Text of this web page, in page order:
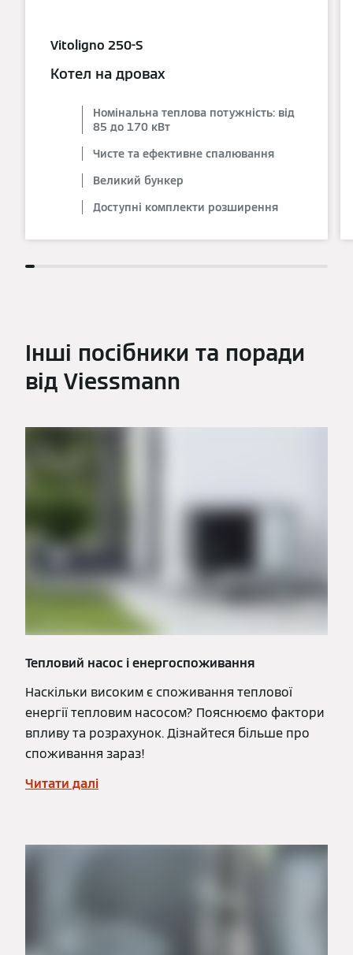
Vitoligno 250-S
Котел на дровах
Номінальна теплова потужність: від
85 до 170 кВт
Чисте та ефективне спалювання
Великий бункер
Доступні комплекти розширення
Інші посібники та поради
від Viessmann
Тепловий насос і енергоспоживання
Наскільки високим є споживання теплової
енергії тепловим насосом? Пояснюємо фактори
впливу та розрахунок. Дізнайтеся більше про
споживання зараз!
Читати далі